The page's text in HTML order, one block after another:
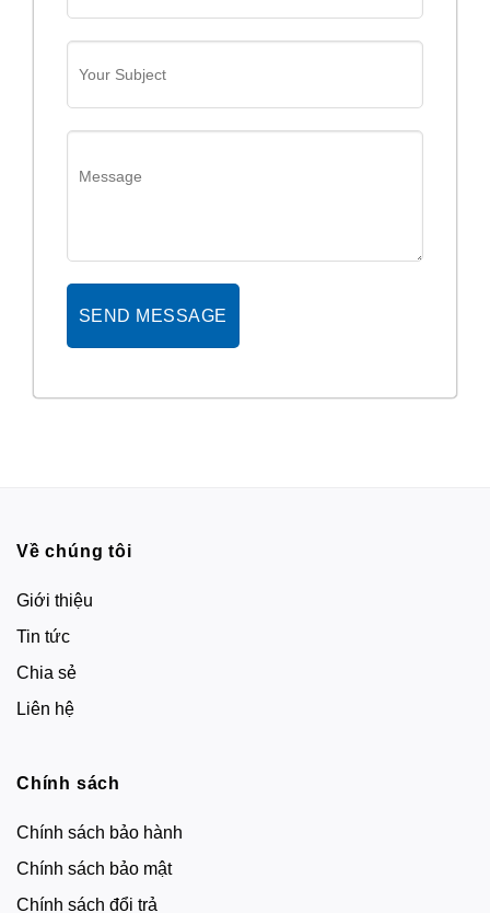
Về chúng tôi
Giới thiệu
Tin tức
Chia sẻ
Liên hệ
Chính sách
Chính sách bảo hành
Chính sách bảo mật
Chính sách đổi trả